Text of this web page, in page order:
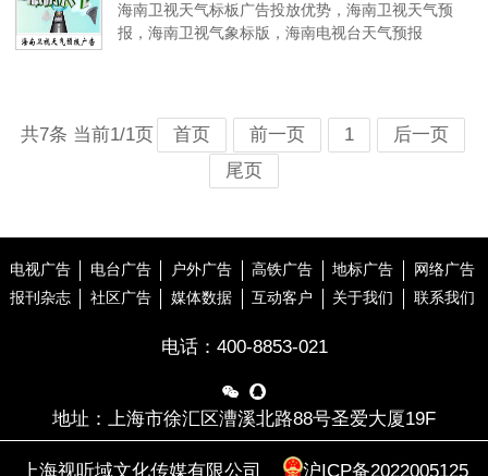
海南卫视天气标板广告投放优势，海南卫视天气预
报，海南卫视气象标版，海南电视台天气预报
共7条 当前1/1页 首页 前一页 1
后一页
尾页
电视广告 电台广告 户外广告 高铁广告 地标广告
网络广告
报刊杂志
社区广告 媒体数据 互动客户 关于我们 联系我们
电话： 400-8853-021
 
地址：上海市徐汇区漕溪北路88号圣爱大厦19F
上海视听域文化传媒有限公司 沪ICP备2022005125